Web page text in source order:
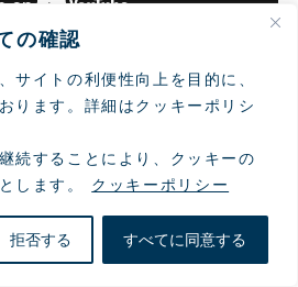
の確認
サイトの利便性向上を目的に、
ります。詳細はクッキーポリシ
続することにより、クッキーの
します。
クッキーポリシー
拒否する すべてに同意する
イジェスト映像